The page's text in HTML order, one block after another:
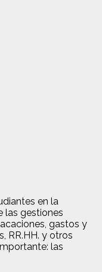
en la
las gestiones
gastos y
RR.HH. y otros
las